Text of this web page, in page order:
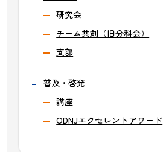
研究会
チーム共創（旧分科会）
支部
普及・啓発
講座
ODNJエクセレントアワード